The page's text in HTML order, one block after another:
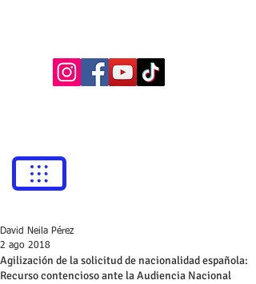
Agilización de la solicitud de nacionalidad española:
Recurso contencioso ante la Audiencia Nacional
David Neila Pérez
2 ago 2018